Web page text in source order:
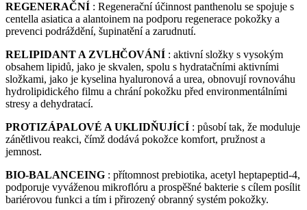
REGENERAČNÍ : Regenerační účinnost panthenolu se spojuje s
centella asiatica a alantoinem na podporu regenerace pokožky a
prevenci podráždění, šupinatění a zarudnutí.
RELIPIDANT A ZVLHČOVÁNÍ : aktivní složky s vysokým
obsahem lipidů, jako je skvalen, spolu s hydratačními aktivními
složkami, jako je kyselina hyaluronová a urea, obnovují rovnováhu
hydrolipidického filmu a chrání pokožku před environmentálními
stresy a dehydratací.
PROTIZÁPALOVÉ A UKLIDŇUJÍCÍ : působí tak, že moduluje
zánětlivou reakci, čímž dodává pokožce komfort, pružnost a
jemnost.
BIO-BALANCEING : přítomnost prebiotika, acetyl heptapeptid-4,
podporuje vyváženou mikroflóru a prospěšné bakterie s cílem posílit
bariérovou funkci a tím i přirozený obranný systém pokožky.